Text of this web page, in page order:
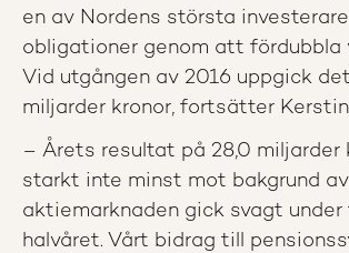
en av Nordens största
obligationer genom att fördubbla
Vid utgången av 2016 uppgick
miljarder kronor, fortsätter
– Årets resultat på 28,0 miljarder
starkt inte minst mot bakgrund
aktiemarknaden gick svagt under
halvåret. Vårt bidrag till